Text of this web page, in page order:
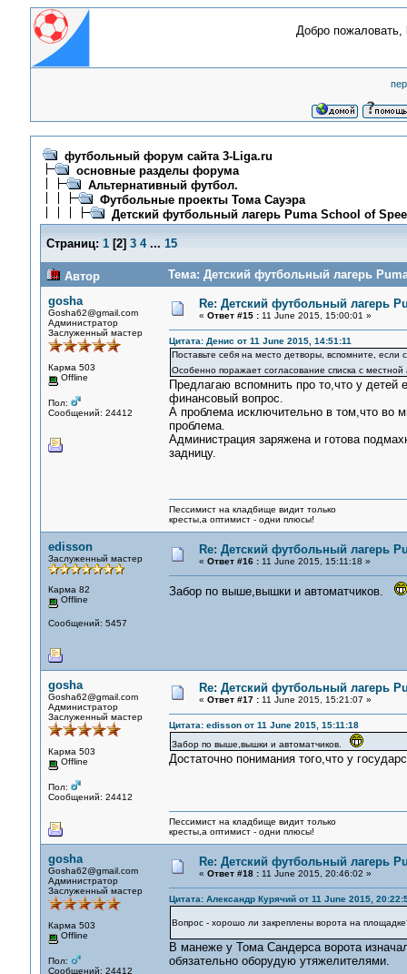
Добро пожаловать,
футбольный форум сайта 3-Liga.ru
основные разделы форума
Альтернативный футбол.
Футбольные проекты Тома Сауэра
Детский футбольный лагерь Puma School of
Страниц: 1[2] 3 4 ... 15
Автор
Тема: Детский футбольный лагерь
gosha
Gosha62@gmail.com
Администратор
Заслуженный мастер
Карма 503
Offline
Пол:
Сообщений: 24412
Re: Детский футбольный лагерь
« Ответ #15 :11 June 2015, 15:00:01 »
Цитата: Денис от 11 June 2015, 14:51:11
Поставьте себя на место детворы, вспомните,
Особенно поражает согласование списка с
Предлагаю вспомнить про то,что у
финансовый вопрос.
А проблема исключительно в том,что во
проблема.
Администрация заряжена и готова
задницу.
Пессимист на кладбище видит только
кресты,а оптимист - одни плюсы!
edisson
Заслуженный мастер
Карма 82
Offline
Сообщений: 5457
Re: Детский футбольный лагерь
« Ответ #16 :11 June 2015, 15:11:18 »
Забор по выше,вышки и автоматчиков.
gosha
Gosha62@gmail.com
Администратор
Заслуженный мастер
Карма 503
Offline
Пол:
Сообщений: 24412
Re: Детский футбольный лагерь
« Ответ #17 :11 June 2015, 15:21:07 »
Цитата: edisson от 11 June 2015, 15:11:18
Забор по выше,вышки и автоматчиков.
Достаточно понимания того,что у
Пессимист на кладбище видит только
кресты,а оптимист - одни плюсы!
gosha
Gosha62@gmail.com
Администратор
Заслуженный мастер
Карма 503
Offline
Пол:
Сообщений: 24412
Re: Детский футбольный лагерь
« Ответ #18 :11 June 2015, 20:46:02 »
Цитата: Александр Курячий от 11 June 2015,
Вопрос - хорошо ли закреплены ворота на
В манеже у Тома Сандерса ворота
обязательно оборудую утяжелителями.